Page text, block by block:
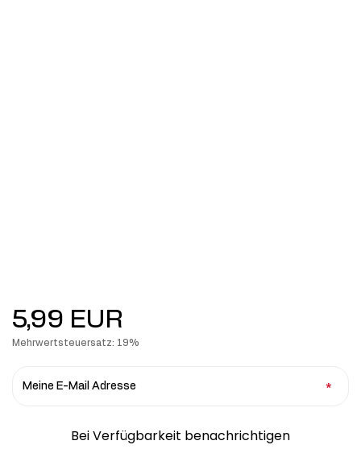
5,99 EUR
Mehrwertsteuersatz: 19%
Meine E-Mail Adresse
Bei Verfügbarkeit benachrichtigen